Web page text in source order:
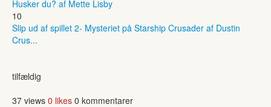
Husker du? af Mette Lisby
10
Slip ud af spillet 2- Mysteriet på Starship Crusader af Dustin
Crus...
tilfældig
37 views 0 likes 0 kommentarer